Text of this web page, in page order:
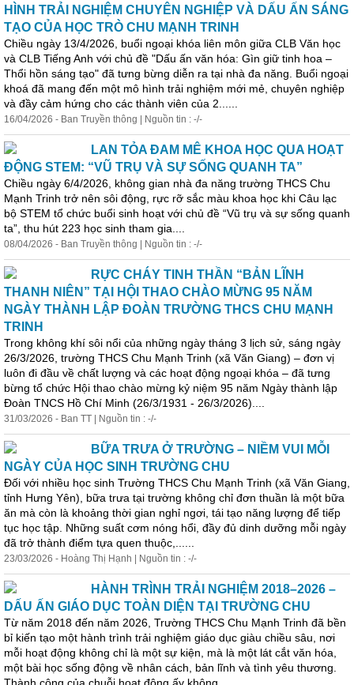
HÌNH TRẢI NGHIỆM CHUYÊN NGHIỆP VÀ DẤU ẤN SÁNG
TẠO CỦA HỌC TRÒ CHU MẠNH TRINH
Chiều ngày 13/4/2026, buổi ngoại khóa liên môn giữa CLB Văn học
và CLB Tiếng Anh với chủ đề "Dấu ấn văn hóa: Gìn giữ tinh hoa –
Thổi hồn sáng tạo" đã tưng bừng diễn ra tại nhà đa năng. Buổi ngoại
khoá đã mang đến một mô hình trải nghiệm mới mẻ, chuyên nghiệp
và đầy cảm hứng cho các thành viên của 2......
16/04/2026 - Ban Truyền thông | Nguồn tin : -/-
LAN TỎA ĐAM MÊ KHOA HỌC QUA HOẠT
ĐỘNG STEM: “VŨ TRỤ VÀ SỰ SỐNG QUANH TA”
Chiều ngày 6/4/2026, không gian nhà đa năng trường THCS Chu
Mạnh Trinh trở nên sôi động, rực rỡ sắc màu khoa học khi Câu lạc
bộ STEM tổ chức buổi sinh hoạt với chủ đề “Vũ trụ và sự sống quanh
ta”, thu hút 223 học sinh tham gia....
08/04/2026 - Ban Truyền thông | Nguồn tin : -/-
RỰC CHÁY TINH THẦN “BẢN LĨNH
THANH NIÊN” TẠI HỘI THAO CHÀO MỪNG 95 NĂM
NGÀY THÀNH LẬP ĐOÀN TRƯỜNG THCS CHU MẠNH
TRINH
Trong không khí sôi nổi của những ngày tháng 3 lịch sử, sáng ngày
26/3/2026, trường THCS Chu Mạnh Trinh (xã Văn Giang) – đơn vị
luôn đi đầu về chất lượng và các hoạt động ngoại khóa – đã tưng
bừng tổ chức Hội thao chào mừng kỷ niệm 95 năm Ngày thành lập
Đoàn TNCS Hồ Chí Minh (26/3/1931 - 26/3/2026)....
31/03/2026 - Ban TT | Nguồn tin : -/-
BỮA TRƯA Ở TRƯỜNG – NIỀM VUI MỖI
NGÀY CỦA HỌC SINH TRƯỜNG CHU
Đối với nhiều học sinh Trường THCS Chu Mạnh Trinh (xã Văn Giang,
tỉnh Hưng Yên), bữa trưa tại trường không chỉ đơn thuần là một bữa
ăn mà còn là khoảng thời gian nghỉ ngơi, tái tạo năng lượng để tiếp
tục học tập. Những suất cơm nóng hổi, đầy đủ dinh dưỡng mỗi ngày
đã trở thành điểm tựa quen thuộc,......
23/03/2026 - Hoàng Thị Hạnh | Nguồn tin : -/-
HÀNH TRÌNH TRẢI NGHIỆM 2018–2026 –
DẤU ẤN GIÁO DỤC TOÀN DIỆN TẠI TRƯỜNG CHU
Từ năm 2018 đến năm 2026, Trường THCS Chu Mạnh Trinh đã bền
bỉ kiến tạo một hành trình trải nghiệm giáo dục giàu chiều sâu, nơi
mỗi hoạt động không chỉ là một sự kiện, mà là một lát cắt văn hóa,
một bài học sống động về nhân cách, bản lĩnh và tình yêu thương.